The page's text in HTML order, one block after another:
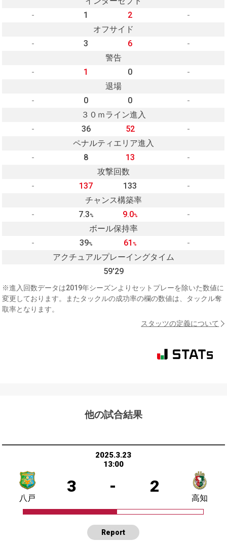
-
1 2
-
オフサイド
-
3 6
-
警告
-
1 0
-
退場
-
0 0
-
３０ｍライン進入
-
36 52
-
ペナルティエリア進入
-
8 13
-
攻撃回数
-
137 133
-
チャンス構築率
-
7.3% 9.0%
-
ボール保持率
-
39% 61%
-
アクチュアルプレーイングタイム
59'29
※進入回数データは2019年シーズンよりセットプレーを除いた数値に
変更しております。またタックルの成功率の欄の数値は、タックル奪
取率となります。
スタッツの定義について
他の試合結果
2025.3.23
13:00
3 - 2
八戸 高知
Report